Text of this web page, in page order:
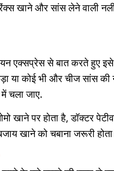
खाने और सांस लेने वाली
एक्सप्रेस से बात करते हुए
या कोई भी और चीज सांस की
चला जाए.
खाने पर होता है, डॉक्टर
खाने को चबाना जरूरी